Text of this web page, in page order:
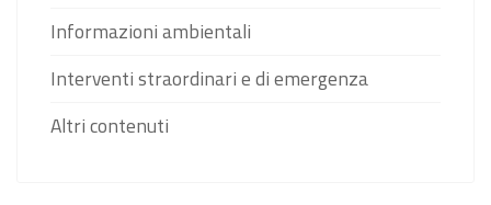
Informazioni ambientali
Interventi straordinari e di emergenza
Altri contenuti